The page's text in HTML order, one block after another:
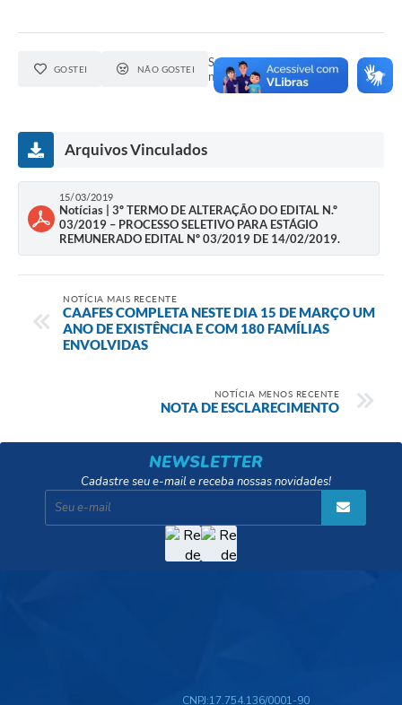
GOSTEI NÃO GOSTEI
Seja o primeiro a curtir esta
notícia.
Arquivos Vinculados
15/03/2019
Notícias | 3º TERMO DE ALTERAÇÃO DO EDITAL N.º
03/2019 – PROCESSO SELETIVO PARA ESTÁGIO
REMUNERADO EDITAL Nº 03/2019 DE 14/02/2019.
NOTÍCIA MAIS RECENTE
CAAFES COMPLETA NESTE DIA 15 DE MARÇO UM
ANO DE EXISTÊNCIA E COM 180 FAMÍLIAS
ENVOLVIDAS
NOTÍCIA MENOS RECENTE
NOTA DE ESCLARECIMENTO
NEWSLETTER
Cadastre seu e-mail e receba nossas novidades!
CNPJ:17.754.136/0001-90